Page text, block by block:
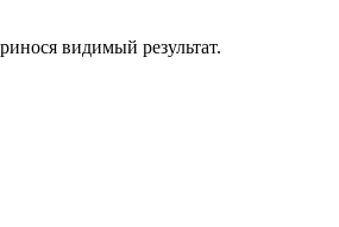
видимый результат.